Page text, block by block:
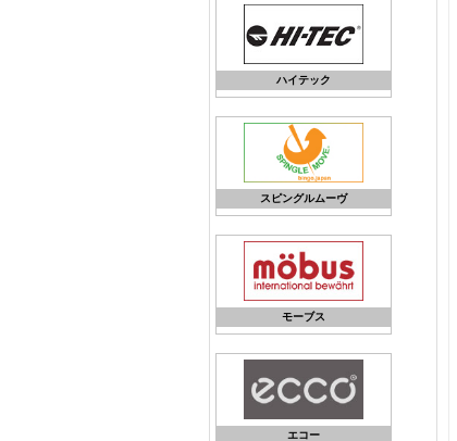
ハイテック
スピングルムーヴ
モーブス
エコー